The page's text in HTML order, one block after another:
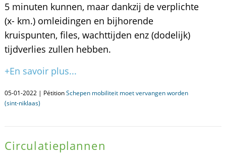
5 minuten kunnen, maar dankzij de verplichte
(x- km.) omleidingen en bijhorende
kruispunten, files, wachttijden enz (dodelijk)
tijdverlies zullen hebben.
+En savoir plus...
05-01-2022 | PétitionSchepen mobiliteit moet vervangen worden
(sint-niklaas)
Circulatieplannen